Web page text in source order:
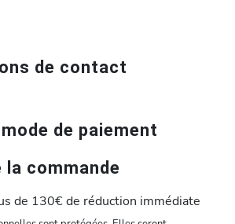
de contact
de paiement
la commande
de 130€ de réduction immédiate